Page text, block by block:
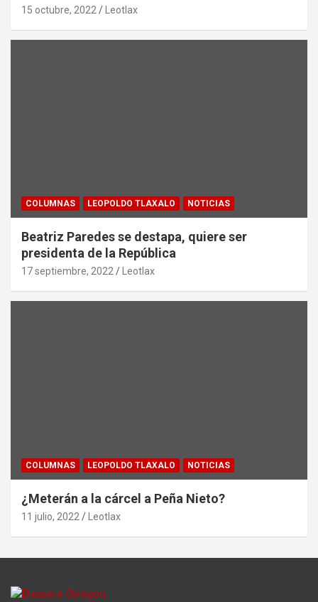
15 octubre, 2022 Leotlax
COLUMNAS LEOPOLDO TLAXALO NOTICIAS
Beatriz Paredes se destapa, quiere ser
presidenta de la República
17 septiembre, 2022 Leotlax
COLUMNAS LEOPOLDO TLAXALO NOTICIAS
¿Meterán a la cárcel a Peña Nieto?
11 julio, 2022 Leotlax